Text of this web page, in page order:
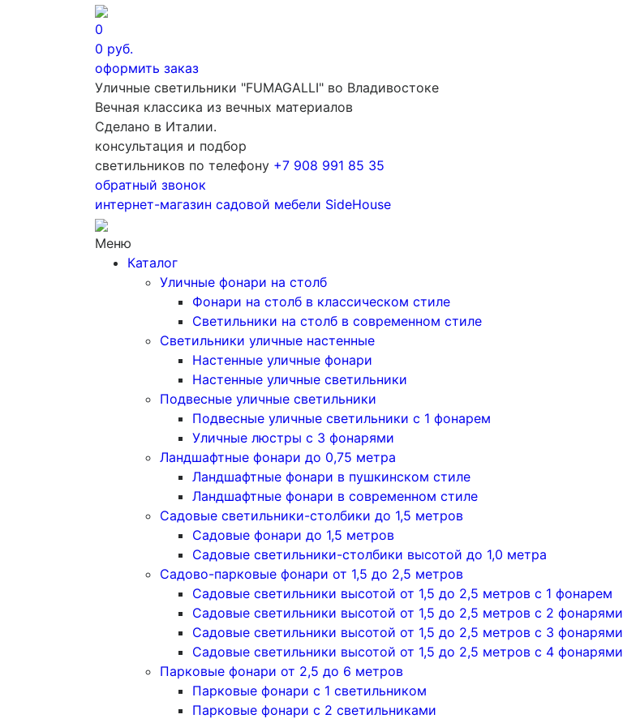
0
0 руб.
оформить заказ
Уличные светильники "FUMAGALLI" во Владивостоке
Вечная классика из вечных материалов
Сделано в Италии.
консультация и подбор
светильников по телефону +7 908 991 85 35
обратный звонок
интернет-магазин садовой мебели SideHouse
Меню
Каталог
Уличные фонари на столб
Фонари на столб в классическом стиле
Светильники на столб в современном стиле
Светильники уличные настенные
Настенные уличные фонари
Настенные уличные светильники
Подвесные уличные светильники
Подвесные уличные светильники с 1 фонарем
Уличные люстры с 3 фонарями
Ландшафтные фонари до 0,75 метра
Ландшафтные фонари в пушкинском стиле
Ландшафтные фонари в современном стиле
Садовые светильники-столбики до 1,5 метров
Садовые фонари до 1,5 метров
Садовые светильники-столбики высотой до 1,0 метра
Садово-парковые фонари от 1,5 до 2,5 метров
Садовые светильники высотой от 1,5 до 2,5 метров с 1 фонарем
Садовые светильники высотой от 1,5 до 2,5 метров с 2 фонарями
Садовые светильники высотой от 1,5 до 2,5 метров с 3 фонарями
Садовые светильники высотой от 1,5 до 2,5 метров с 4 фонарями
Парковые фонари от 2,5 до 6 метров
Парковые фонари с 1 светильником
Парковые фонари с 2 светильниками